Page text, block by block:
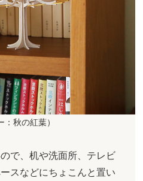
：秋の紅葉）
で、机や洗面所、テレビ
スなどにちょこんと置い